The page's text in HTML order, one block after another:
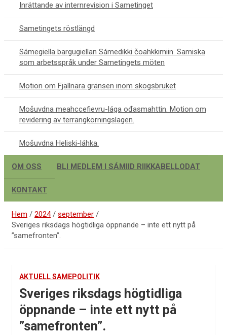
Inrättande av internrevision i Sametinget
Sametingets röstlängd
Sámegiella bargugiellan Sámedikki čoahkkimiin. Samiska
som arbetsspråk under Sametingets möten
Motion om Fjällnära gränsen inom skogsbruket
Mošuvdna meahccefievru-lága ođasmahttin. Motion om
revidering av terrängkörningslagen.
Mošuvdna Heliski-láhka.
OM OSS BLI MEDLEM I SÁMIID RIIKKABELLODAT
KONTAKT
Hem 2024
september
Sveriges riksdags högtidliga öppnande – inte ett nytt på
”samefronten”.
AKTUELL SAMEPOLITIK
Sveriges riksdags högtidliga
öppnande – inte ett nytt på
”samefronten”.